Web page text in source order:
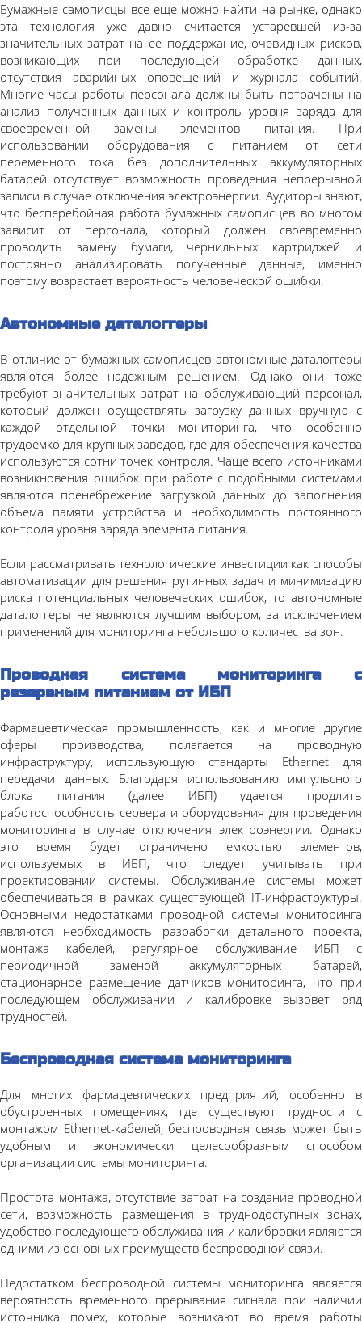
Бумажные самописцы все еще можно найти на рынке, однако
эта технология уже давно считается устаревшей из-за
значительных затрат на ее поддержание, очевидных рисков,
возникающих при последующей обработке данных,
отсутствия аварийных оповещений и журнала событий.
Многие часы работы персонала должны быть потрачены на
анализ полученных данных и контроль уровня заряда для
своевременной замены элементов питания. При
использовании оборудования с питанием от сети
переменного тока без дополнительных аккумуляторных
батарей отсутствует возможность проведения непрерывной
записи в случае отключения электроэнергии. Аудиторы знают,
что бесперебойная работа бумажных самописцев во многом
зависит от персонала, который должен своевременно
проводить замену бумаги, чернильных картриджей и
постоянно анализировать полученные данные, именно
поэтому возрастает вероятность человеческой ошибки.
Автономные даталоггеры
В отличие от бумажных самописцев автономные даталоггеры
являются более надежным решением. Однако они тоже
требуют значительных затрат на обслуживающий персонал,
который должен осуществлять загрузку данных вручную с
каждой отдельной точки мониторинга, что особенно
трудоемко для крупных заводов, где для обеспечения качества
используются сотни точек контроля. Чаще всего источниками
возникновения ошибок при работе с подобными системами
являются пренебрежение загрузкой данных до заполнения
объема памяти устройства и необходимость постоянного
контроля уровня заряда элемента питания.
Если рассматривать технологические инвестиции как способы
автоматизации для решения рутинных задач и минимизацию
риска потенциальных человеческих ошибок, то автономные
даталоггеры не являются лучшим выбором, за исключением
применений для мониторинга небольшого количества зон.
Проводная система мониторинга с
резервным питанием от ИБП
Фармацевтическая промышленность, как и многие другие
сферы производства, полагается на проводную
инфраструктуру, использующую стандарты Ethernet для
передачи данных. Благодаря использованию импульсного
блока питания (далее ИБП) удается продлить
работоспособность сервера и оборудования для проведения
мониторинга в случае отключения электроэнергии. Однако
это время будет ограничено емкостью элементов,
используемых в ИБП, что следует учитывать при
проектировании системы. Обслуживание системы может
обеспечиваться в рамках существующей ІТ-инфраструктуры.
Основными недостатками проводной системы мониторинга
являются необходимость разработки детального проекта,
монтажа кабелей, регулярное обслуживание ИБП с
периодичной заменой аккумуляторных батарей,
стационарное размещение датчиков мониторинга, что при
последующем обслуживании и калибровке вызовет ряд
трудностей.
Беспроводная система мониторинга
Для многих фармацевтических предприятий, особенно в
обустроенных помещениях, где существуют трудности с
монтажом Ethernet-кабелей, беспроводная связь может быть
удобным и экономически целесообразным способом
организации системы мониторинга.
Простота монтажа, отсутствие затрат на создание проводной
сети, возможность размещения в труднодоступных зонах,
удобство последующего обслуживания и калибровки являются
одними из основных преимуществ беспроводной связи.
Недостатком беспроводной системы мониторинга является
вероятность временного прерывания сигнала при наличии
источника помех, которые возникают во время работы